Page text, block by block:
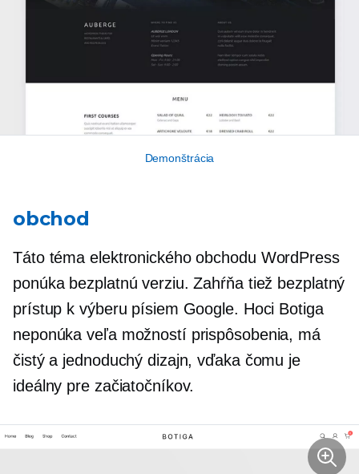
Demonštrácia
obchod
Táto téma elektronického obchodu WordPress
ponúka bezplatnú verziu. Zahŕňa tiež bezplatný
prístup k výberu písiem Google. Hoci Botiga
neponúka veľa možností prispôsobenia, má
čistý a jednoduchý dizajn, vďaka čomu je
ideálny pre začiatočníkov.